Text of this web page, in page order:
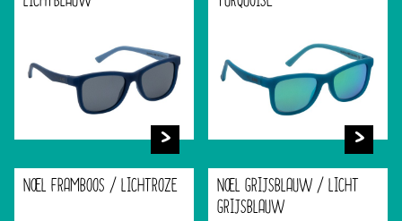
NOEL FRAMBOOS / LICHTROZE
NOEL GRIJSBLAUW / LICHT
GRIJSBLAUW